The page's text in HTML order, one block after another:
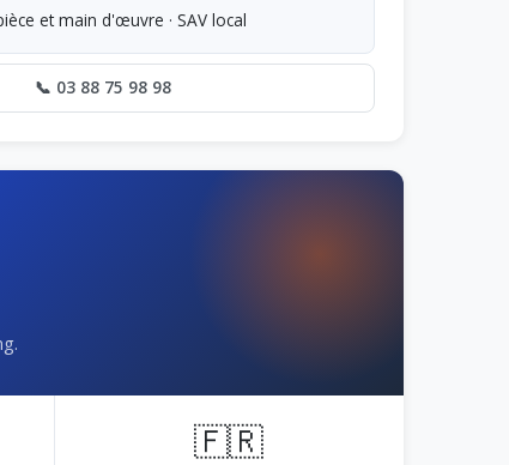
et main d'œuvre · SAV local
📞 03 88 75 98 98
🇫🇷